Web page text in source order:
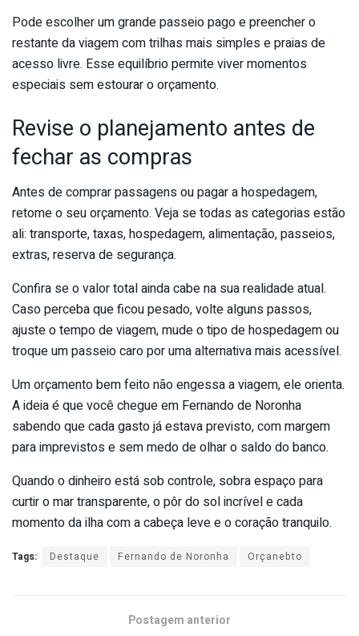
Pode escolher um grande passeio pago e preencher o
restante da viagem com trilhas mais simples e praias de
acesso livre. Esse equilíbrio permite viver momentos
especiais sem estourar o orçamento.
Revise o planejamento antes de
fechar as compras
Antes de comprar passagens ou pagar a hospedagem,
retome o seu orçamento. Veja se todas as categorias estão
ali: transporte, taxas, hospedagem, alimentação, passeios,
extras, reserva de segurança.
Confira se o valor total ainda cabe na sua realidade atual.
Caso perceba que ficou pesado, volte alguns passos,
ajuste o tempo de viagem, mude o tipo de hospedagem ou
troque um passeio caro por uma alternativa mais acessível.
Um orçamento bem feito não engessa a viagem, ele orienta.
A ideia é que você chegue em Fernando de Noronha
sabendo que cada gasto já estava previsto, com margem
para imprevistos e sem medo de olhar o saldo do banco.
Quando o dinheiro está sob controle, sobra espaço para
curtir o mar transparente, o pôr do sol incrível e cada
momento da ilha com a cabeça leve e o coração tranquilo.
Tags: Destaque Fernando de Noronha Orçanebto
Postagem anterior